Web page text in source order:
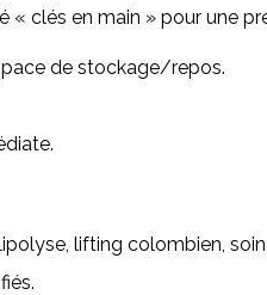
clés en main » pour une
de stockage/repos.
lifting colombien,